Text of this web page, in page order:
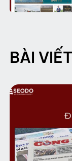
BÀI